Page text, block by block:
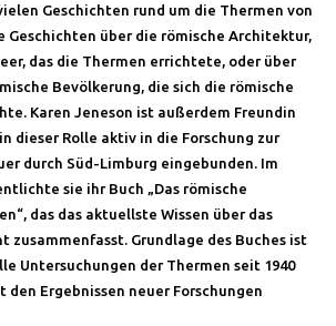
Geschichten rund um die Thermen von
Geschichten über die römische Architektur,
das die Thermen errichtete, oder über
Bevölkerung, die sich die römische
Karen Jeneson ist außerdem Freundin
dieser Rolle aktiv in die Forschung zur
durch Süd-Limburg eingebunden. Im
sie ihr Buch „Das römische
das das aktuellste Wissen über das
zusammenfasst. Grundlage des Buches ist
Untersuchungen der Thermen seit 1940
Ergebnissen neuer Forschungen